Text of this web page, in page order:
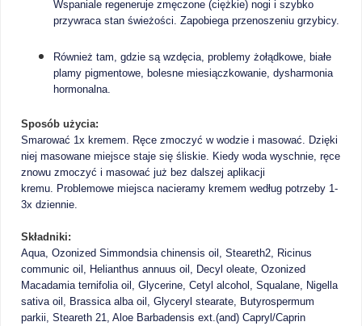
Wspaniale regeneruje zmęczone (ciężkie) nogi i szybko
przywraca stan świeżości. Zapobiega przenoszeniu grzybicy.
Również tam, gdzie są wzdęcia, problemy żołądkowe, białe
plamy pigmentowe, bolesne miesiączkowanie, dysharmonia
hormonalna.
Sposób użycia:
Smarować 1x kremem. Ręce zmoczyć w wodzie i masować. Dzięki
niej masowane miejsce staje się śliskie. Kiedy woda wyschnie, ręce
znowu zmoczyć i masować już bez dalszej aplikacji
kremu. Problemowe miejsca nacieramy kremem według potrzeby 1-
3x dziennie.
Składniki:
Aqua, Ozonized Simmondsia chinensis oil, Steareth2, Ricinus
communic oil, Helianthus annuus oil, Decyl oleate, Ozonized
Macadamia ternifolia oil, Glycerine, Cetyl alcohol, Squalane, Nigella
sativa oil, Brassica alba oil, Glyceryl stearate, Butyrospermum
parkii, Steareth 21, Aloe Barbadensis ext.(and) Capryl/Caprin